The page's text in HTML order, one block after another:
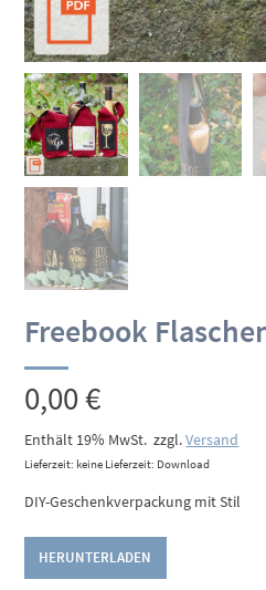
Freebook
0,00€
Enthält 19% MwSt. zzgl.Versand
Lieferzeit: keine Lieferzeit: Download
DIY-Geschenkverpackung mit Stil
HERUNTERLADEN